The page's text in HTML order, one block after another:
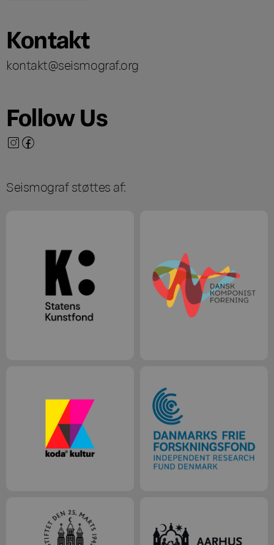
Kontakt
kontakt@seismograf.org
Follow Us
Seismograf støttes af: